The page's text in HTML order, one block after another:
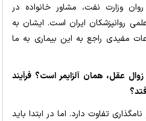
وزارت نفت، مشاور خانواده در
ایران است. ایشان به
مفیدی راجع به این بیماری به ما
عقل، همان آلزایمر است؟ فرآیند
تفاوت دارد. اما در ابتدا باید